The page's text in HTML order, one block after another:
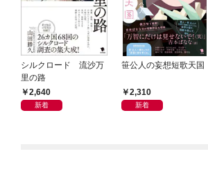
シルクロード 流沙万
里の路
2,640
新着
笹公人の妄想短歌天国
2,310
新着